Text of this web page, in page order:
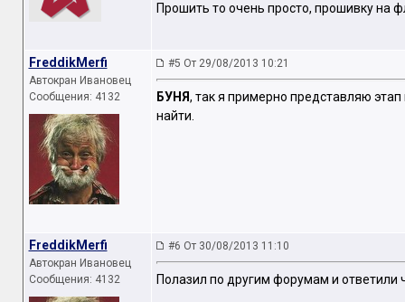
Прошить то очень просто, прошивку на
FreddikMerfi
Автокран Ивановец
Сообщения: 4132
#5 От 29/08/2013 10:21
БУНЯ, так я примерно представляю
найти.
FreddikMerfi
Автокран Ивановец
Сообщения: 4132
#6 От 30/08/2013 11:10
Полазил по другим форумам и ответили